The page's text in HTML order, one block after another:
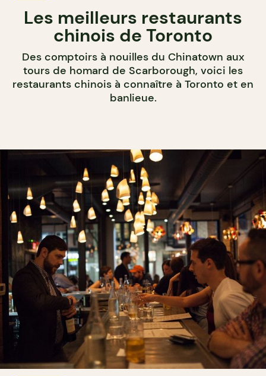
Les meilleurs restaurants
chinois de Toronto
Des comptoirs à nouilles du Chinatown aux
tours de homard de Scarborough, voici les
restaurants chinois à connaître à Toronto et en
banlieue.